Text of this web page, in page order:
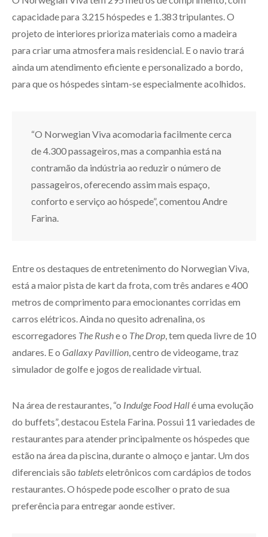
capacidade para 3.215 hóspedes e 1.383 tripulantes. O
projeto de interiores prioriza materiais como a madeira
para criar uma atmosfera mais residencial. E o navio trará
ainda um atendimento eficiente e personalizado a bordo,
para que os hóspedes sintam-se especialmente acolhidos.
“O Norwegian Viva acomodaria facilmente cerca
de 4.300 passageiros, mas a companhia está na
contramão da indústria ao reduzir o número de
passageiros, oferecendo assim mais espaço,
conforto e serviço ao hóspede”, comentou Andre
Farina.
Entre os destaques de entretenimento do Norwegian Viva,
está a maior pista de kart da frota, com três andares e 400
metros de comprimento para emocionantes corridas em
carros elétricos. Ainda no quesito adrenalina, os
escorregadores The Rushe o The Drop, tem queda livre de 10
andares. E o Gallaxy Pavillion, centro de videogame, traz
simulador de golfe e jogos de realidade virtual.
Na área de restaurantes, “o Indulge Food Hallé uma evolução
do buffets”, destacou Estela Farina. Possui 11 variedades de
restaurantes para atender principalmente os hóspedes que
estão na área da piscina, durante o almoço e jantar. Um dos
diferenciais são tabletseletrônicos com cardápios de todos
restaurantes. O hóspede pode escolher o prato de sua
preferência para entregar aonde estiver.